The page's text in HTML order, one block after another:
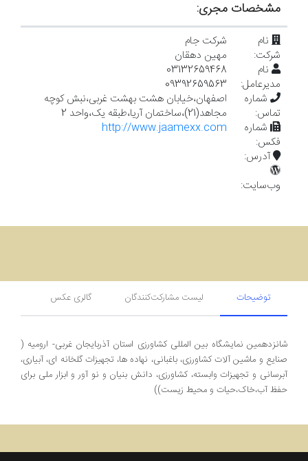
اطلاعیه
اطلاعیه
مشخصات مجری:
نام
شرکت:
نام
مدیر‌عامل:
شماره
تماس:
شماره
فکس:
آدرس:
وب‌سایت:
شرکت جام
مهین دهقان
03132659468
09392659563
اصفهان،خیابان هشت بهشت غربی،نبش کوچه
مجاهد(21)،ساختمان آریا،طبقه یک،واحد 2
http://www.jaamexx.com
توضیحات لیست مشارکت‌کنندگان گالری عکس
شانزدهمین نمایشگاه بین المللی کشاورزی استان آذربایجان غربی- ارومیه (
صنایع و ماشین آلات کشاورزی، باغبانی، نهاده ها، تجهیزات گلخانه ای، آبیاری،
آبرسانی و تجهیزات وابسته، کشاورزی، دانش بنیان و نو آور و ابزار ملی برای
حفظ آب،خاک،حیات و محیط زیست))